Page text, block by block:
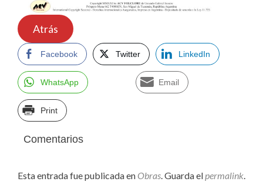
Atrás
Facebook Twitter LinkedIn
WhatsApp Email
Print
Comentarios
Esta entrada fue publicada en Obras . Guarda el permalink